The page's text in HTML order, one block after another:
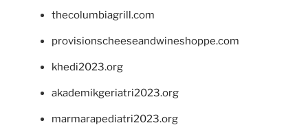
thecolumbiagrill.com
provisionscheeseandwineshoppe.com
khedi2023.org
akademikgeriatri2023.org
marmarapediatri2023.org